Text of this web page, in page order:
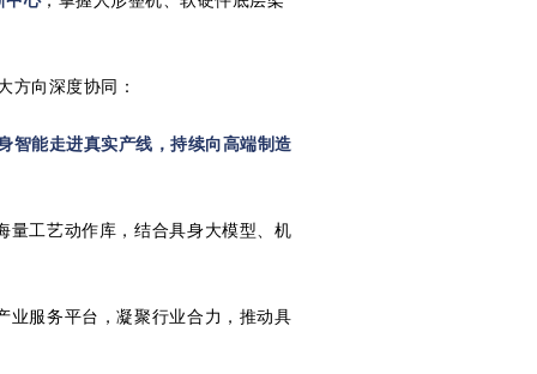
方向深度协同：
智能走进真实产线，持续向高端制造
量工艺动作库，结合具身大模型、机
业服务平台，凝聚行业合力，推动具